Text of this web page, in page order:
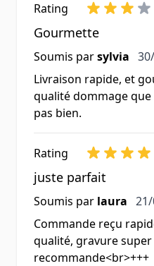
Rating
Gourmette
Soumis parsylvia 30
Livraison rapide, et
qualité dommage
pas bien.
Rating
juste parfait
Soumis par laura 21
Commande reçu
qualité, gravure
recommande<br>+++